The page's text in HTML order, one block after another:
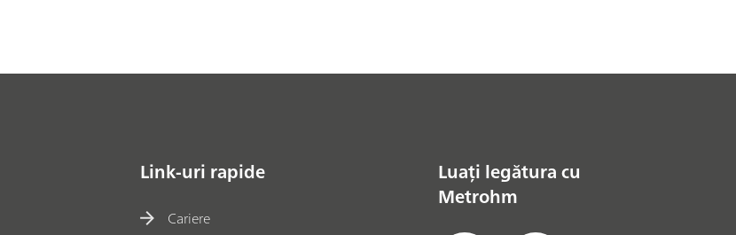
Link-uri rapide
Cariere
Luați legătura cu
Metrohm